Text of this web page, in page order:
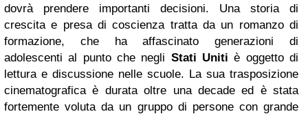
dovrà prendere importanti decisioni. Una storia di
crescita e presa di coscienza tratta da un romanzo di
formazione, che ha affascinato generazioni di
adolescenti al punto che negli Stati Uniti è oggetto di
lettura e discussione nelle scuole. La sua trasposizione
cinematografica è durata oltre una decade ed è stata
fortemente voluta da un gruppo di persone con grande